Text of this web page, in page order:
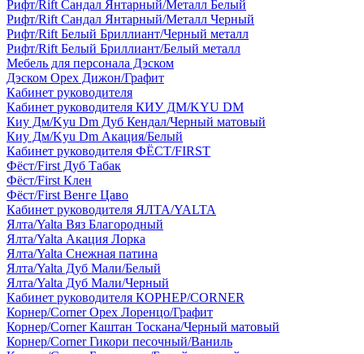
Рифт/Rift Сандал Янтарный/Металл Белый
Рифт/Rift Сандал Янтарный/Металл Черный
Рифт/Rift Белый Бриллиант/Черный металл
Рифт/Rift Белый Бриллиант/Белый металл
Мебель для персонала Дэском
Дэском Орех Дижон/Графит
Кабинет руководителя
Кабинет руководителя КИУ ДМ/KYU DM
Киу Дм/Kyu Dm Дуб Кендал/Черный матовый
Киу Дм/Kyu Dm Акация/Белый
Кабинет руководителя ФЁСТ/FIRST
Фёст/First Дуб Табак
Фёст/First Клен
Фёст/First Венге Цаво
Кабинет руководителя ЯЛТА/YALTA
Ялта/Yalta Вяз Благородный
Ялта/Yalta Акация Лорка
Ялта/Yalta Снежная патина
Ялта/Yalta Дуб Мали/Белый
Ялта/Yalta Дуб Мали/Черный
Кабинет руководителя КОРНЕР/CORNER
Корнер/Corner Орех Лоренцо/Графит
Корнер/Corner Каштан Тоскана/Черный матовый
Корнер/Corner Гикори песочный/Ваниль